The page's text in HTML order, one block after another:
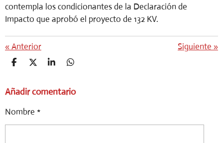
contempla los condicionantes de la Declaración de
Impacto que aprobó el proyecto de 132 KV.
«Anterior Siguiente »
C
P
R
T
I
C
P
R
T
I
C
P
I
C
P
I
Añadir comentario
Nombre *